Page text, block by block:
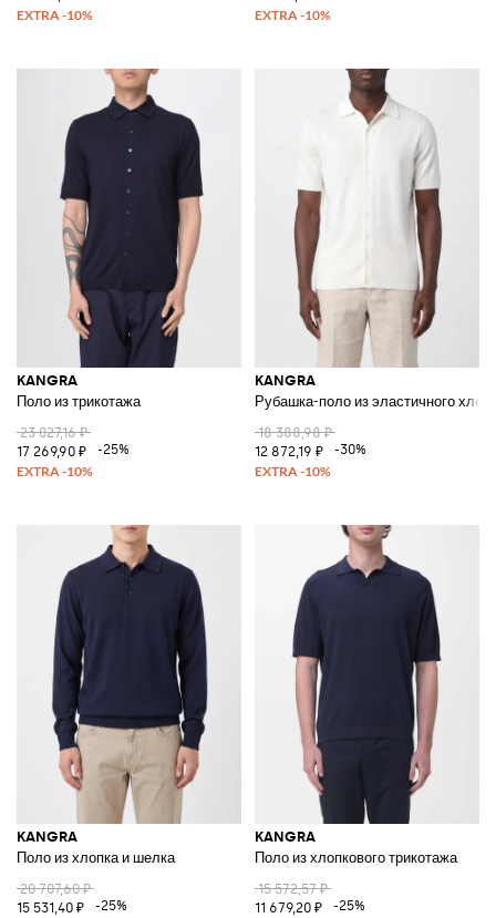
KANGRA
Поло из трикотажа
23 027,16 ₽
17 269,90 ₽
-25%
KANGRA
Рубашка-поло из эластичного
18 388,98 ₽
12 872,19 ₽
-30%
KANGRA
Поло из хлопка и шелка
20 707,60 ₽
15 531,40 ₽
-25%
KANGRA
Поло из хлопкового трикотажа
15 572,57 ₽
11 679,20 ₽
-25%